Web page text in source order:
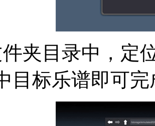
夹目录中，定
目标乐谱即可